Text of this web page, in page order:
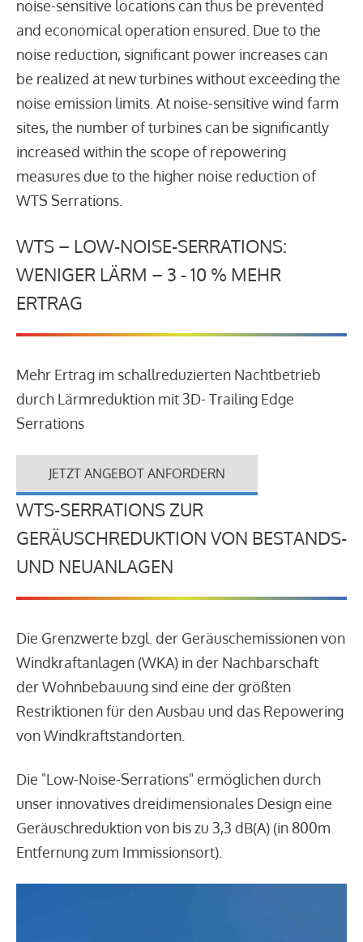
noise-sensitive locations can thus be prevented
and economical operation ensured. Due to the
noise reduction, significant power increases can
be realized at new turbines without exceeding the
noise emission limits. At noise-sensitive wind farm
sites, the number of turbines can be significantly
increased within the scope of repowering
measures due to the higher noise reduction of
WTS Serrations.
WTS – LOW-NOISE-SERRATIONS:
WENIGER LÄRM – 3 - 10 % MEHR
ERTRAG
Mehr Ertrag im schallreduzierten Nachtbetrieb
durch Lärmreduktion mit 3D- Trailing Edge
Serrations
JETZT ANGEBOT ANFORDERN
WTS-SERRATIONS ZUR
GERÄUSCHREDUKTION VON BESTANDS-
UND NEUANLAGEN
Die Grenzwerte bzgl. der Geräuschemissionen von
Windkraftanlagen (WKA) in der Nachbarschaft
der Wohnbebauung sind eine der größten
Restriktionen für den Ausbau und das Repowering
von Windkraftstandorten.
Die "Low-Noise-Serrations" ermöglichen durch
unser innovatives dreidimensionales Design eine
Geräuschreduktion von bis zu 3,3 dB(A) (in 800m
Entfernung zum Immissionsort).